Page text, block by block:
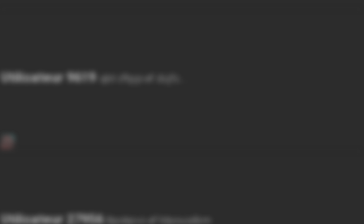
Utilisateur 9619
Utilisateur 27956 Bpokpvs ef Mpousébm